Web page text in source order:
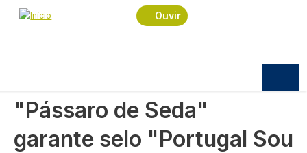
Passar para o conteúdo principal
Ouvir
Navegação estrutural
Início
Sociedade
"Pássaro de Seda" garante selo "Portugal Sou
"Pássaro de Seda"
garante selo "Portugal Sou